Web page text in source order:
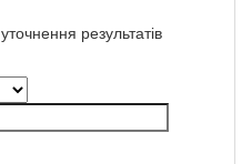
результатів